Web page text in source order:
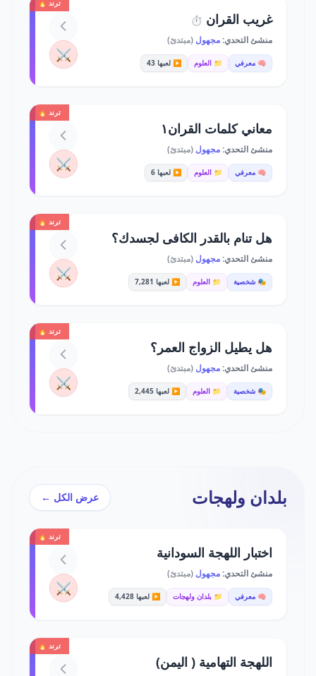
ترند 🔥
غريب القران ⏱️
منشئ التحدي:مجهول (مبتدئ)
🧠 معرفي 📁 العلوم ▶️ لعبها 43 ⚔️
ترند 🔥
معاني كلمات القران١
منشئ التحدي:مجهول (مبتدئ)
🧠 معرفي 📁 العلوم ▶️ لعبها 6 ⚔️
ترند 🔥
هل تنام بالقدر الكافى لجسدك؟
منشئ التحدي:مجهول (مبتدئ)
🎭 شخصية 📁 العلوم ▶️ لعبها 7,281 ⚔️
ترند 🔥
هل يطيل الزواج العمر؟
منشئ التحدي:مجهول (مبتدئ)
🎭 شخصية 📁 العلوم ▶️ لعبها 2,445 ⚔️
بلدان ولهجات عرض الكل ←
ترند 🔥
اختبار اللهجة السودانية
منشئ التحدي:مجهول (مبتدئ)
🧠 معرفي 📁 بلدان ولهجات ▶️ لعبها 4,428 ⚔️
ترند 🔥
اللهجة التهامية ( اليمن)